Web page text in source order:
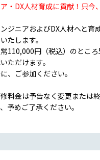
ア・DX人材育成に貢献！只今
ジニアおよびDX人材へと育
たします。
110,000円（税込）のとこ
ただけます。
、ご参加ください。
料金は予告なく変更または
予めご了承ください。